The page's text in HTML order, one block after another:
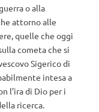
o alla
attorno alle
quelle che oggi
cometa che si
Sigerico di
intesa a
l’ira di Dio per i
ricerca.